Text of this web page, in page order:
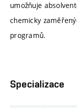
umožňuje
chemicky
programů.
Specializace